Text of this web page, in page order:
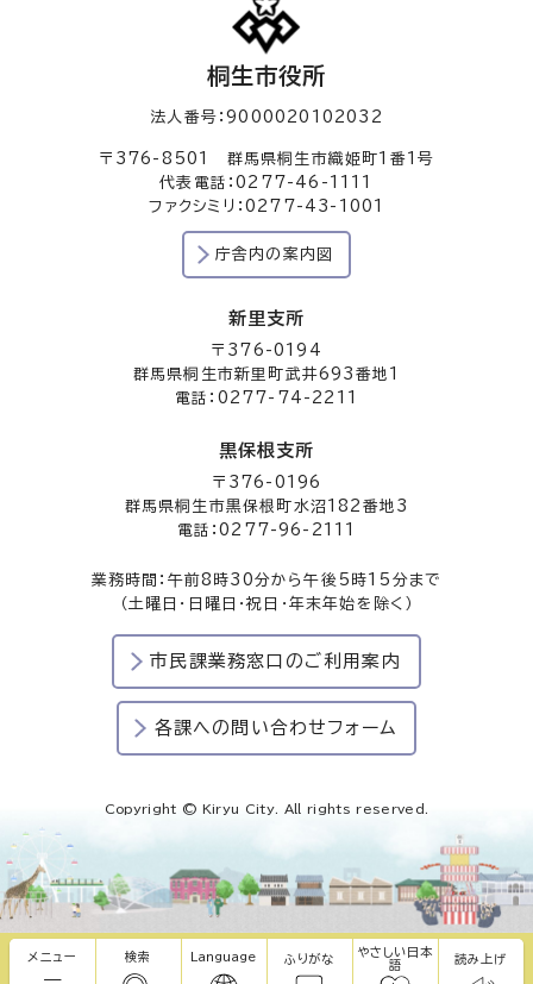
メニュー 検索 Language ふりがな
やさしい日本
語
読み上げ
桐生市役所
法人番号：9000020102032
〒376-8501 群馬県桐生市織姫町1番1号
代表電話：0277-46-1111
ファクシミリ：0277-43-1001
庁舎内の案内図
新里支所
〒376-0194
群馬県桐生市新里町武井693番地1
電話：0277-74-2211
黒保根支所
〒376-0196
群馬県桐生市黒保根町水沼182番地3
電話：0277-96-2111
業務時間：午前8時30分から午後5時15分まで
（土曜日・日曜日・祝日・年末年始を除く）
市民課業務窓口のご利用案内
各課への問い合わせフォーム
Copyright © Kiryu City. All rights reserved.